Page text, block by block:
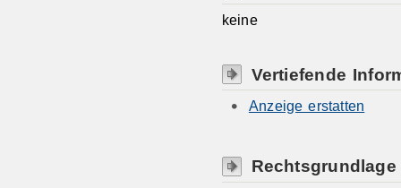
keine
Vertiefende
Anzeige erstatten
Rechtsgrundlage